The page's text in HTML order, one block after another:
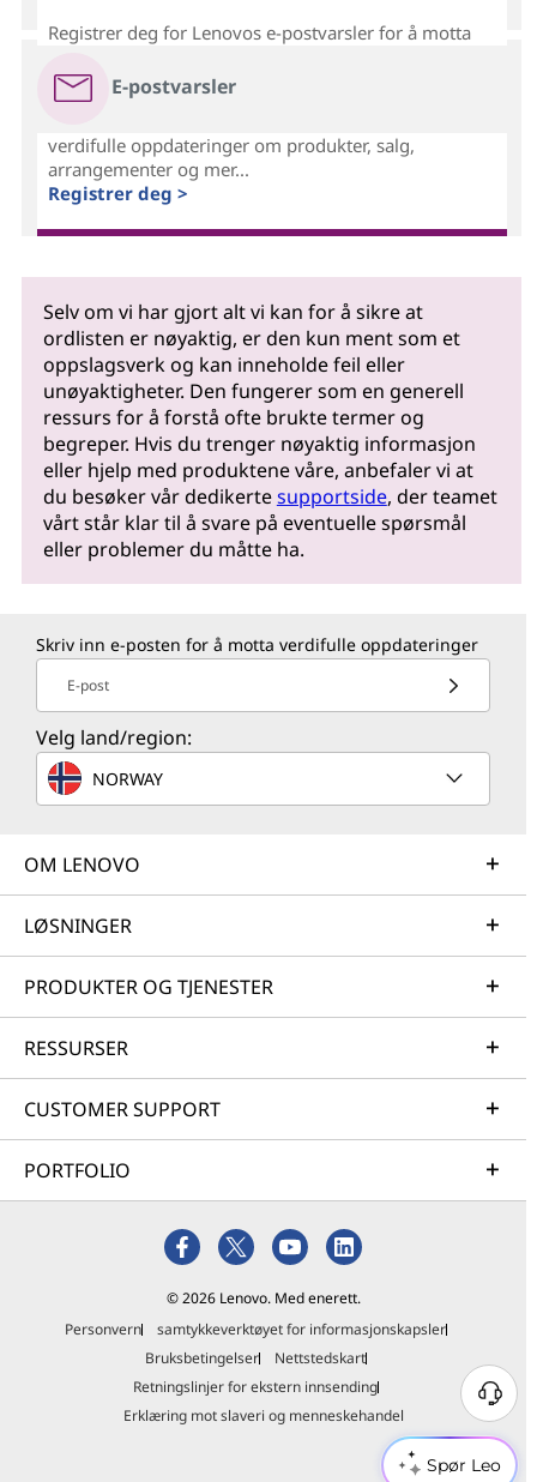
Spør Leo
E-postvarsler
Registrer deg for Lenovos e-postvarsler for å motta
verdifulle oppdateringer om produkter, salg,
arrangementer og mer...
Registrer deg >
Selv om vi har gjort alt vi kan for å sikre at
ordlisten er nøyaktig, er den kun ment som et
oppslagsverk og kan inneholde feil eller
unøyaktigheter. Den fungerer som en generell
ressurs for å forstå ofte brukte termer og
begreper. Hvis du trenger nøyaktig informasjon
eller hjelp med produktene våre, anbefaler vi at
du besøker vår dedikertesupportside, der teamet
vårt står klar til å svare på eventuelle spørsmål
eller problemer du måtte ha.
Skriv inn e-posten for å motta verdifulle oppdateringer
E-post
Velg land/region:
NORWAY
OM LENOVO
LØSNINGER
PRODUKTER OG TJENESTER
RESSURSER
CUSTOMER SUPPORT
PORTFOLIO
© 2026 Lenovo. Med enerett.
Personvern
samtykkeverktøyet for informasjonskapsler
Bruksbetingelser
Nettstedskart
Retningslinjer for ekstern innsending
Erklæring mot slaveri og menneskehandel